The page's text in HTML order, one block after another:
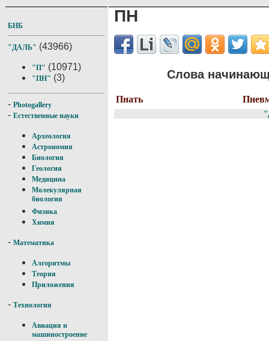
БНБ
"ДАЛЬ" (43966)
"П" (10971)
"ПН" (3)
- Photogallery
- Естественные науки
Археология
Астрономия
Биология
Геология
Медицина
Молекулярная
биология
Физика
Химия
- Математика
Алгоритмы
Теория
Приложения
- Технология
Авиация и
машиностроение
ПН
Слова
Пнать